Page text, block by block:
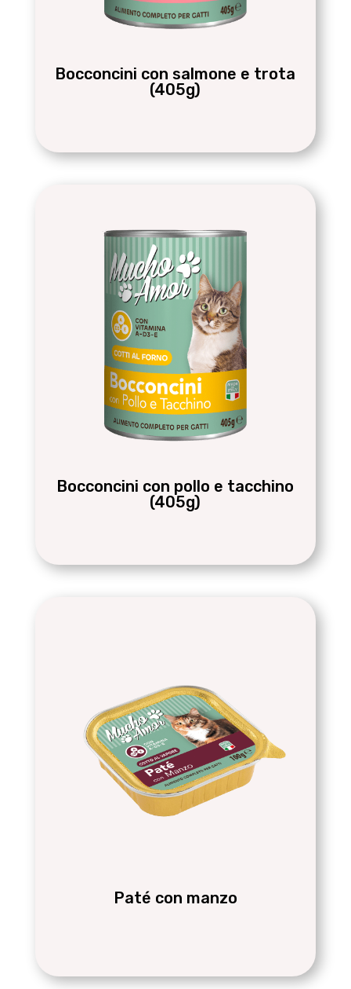
Bocconcini con salmone e trota
(405g)
Bocconcini con pollo e tacchino
(405g)
Paté con manzo